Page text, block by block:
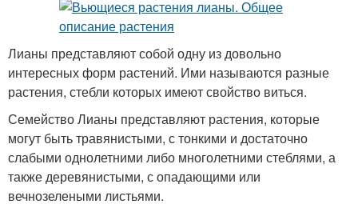
Лианы представляют собой одну из довольно
интересных форм растений. Ими называются разные
растения, стебли которых имеют свойство виться.
Семейство Лианы представляют растения, которые
могут быть травянистыми, с тонкими и достаточно
слабыми однолетними либо многолетними стеблями, а
также деревянистыми, с опадающими или
вечнозелеными листьями.